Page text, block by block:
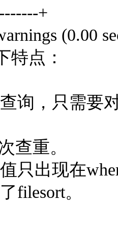
+
(0.00
特点：
询，只需要
查重。
只出现在
filesort。